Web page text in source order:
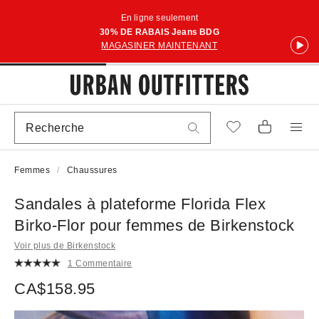
En ligne seulement
30% DE RABAIS Jeans BDG
MAGASINER MAINTENANT
Femmes Chaussures
Sandales à plateforme Florida Flex
Birko-Flor pour femmes de Birkenstock
Voir plus de Birkenstock
1 Commentaire
CA$158.95